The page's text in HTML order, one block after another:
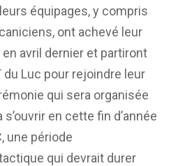
équipages, y compris
ont achevé leur
avril dernier et partiront
du Luc pour rejoindre leur
qui sera organisée
en cette fin d’année
une période
qui devrait durer